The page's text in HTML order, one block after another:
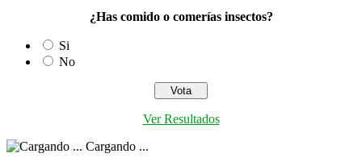
¿Has comido o comerías insectos?
Si
No
Ver Resultados
Cargando ...